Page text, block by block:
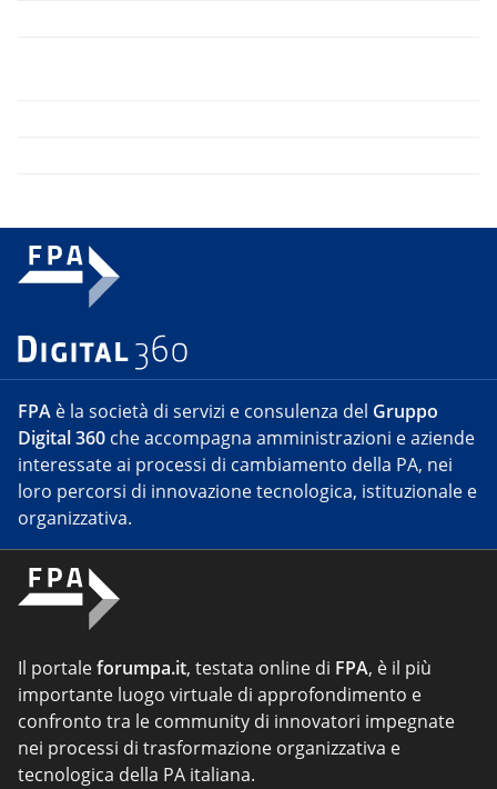
FPA è la società di servizi e consulenza del Gruppo
Digital 360 che accompagna amministrazioni e aziende
interessate ai processi di cambiamento della PA, nei
loro percorsi di innovazione tecnologica, istituzionale e
organizzativa.
Il portaleforumpa.it, testata online di FPA, è il più
importante luogo virtuale di approfondimento e
confronto tra le community di innovatori impegnate
nei processi di trasformazione organizzativa e
tecnologica della PA italiana.